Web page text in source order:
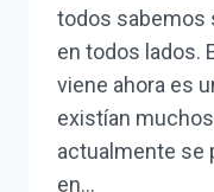
todos sabemos
en todos lados.
viene ahora es
existían
actualmente se
en…